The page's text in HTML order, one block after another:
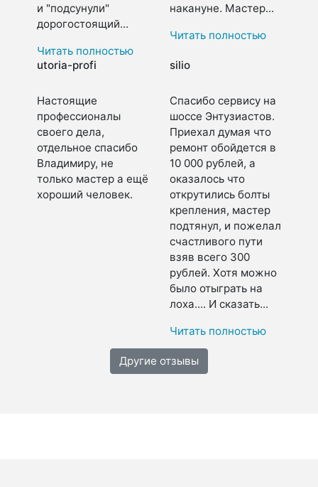
и "подсунули"
дорогостоящий...
Читать полностью
накануне. Мастер...
Читать полностью
utoria-profi
Настоящие
профессионалы
своего дела,
отдельное спасибо
Владимиру, не
только мастер а ещё
хороший человек.
silio
Спасибо сервису на
шоссе Энтузиастов.
Приехал думая что
ремонт обойдется в
10 000 рублей, а
оказалось что
открутились болты
крепления, мастер
подтянул, и пожелал
счастливого пути
взяв всего 300
рублей. Хотя можно
было отыграть на
лоха.... И сказать...
Читать полностью
Другие отзывы